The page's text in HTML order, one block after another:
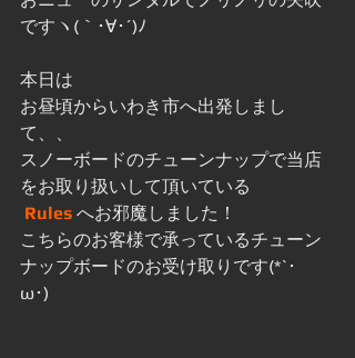
ですヽ(｀･∀･´)ﾉ
本日は
お昼頃からいわき市へ出発しまし
て、、
スノーボードのチューンナップで当店
をお取り扱いして頂いている
Rules へお邪魔しました！
こちらのお客様で承っているチューン
ナップボードのお受け取りです(*`･
ω･)ゞ